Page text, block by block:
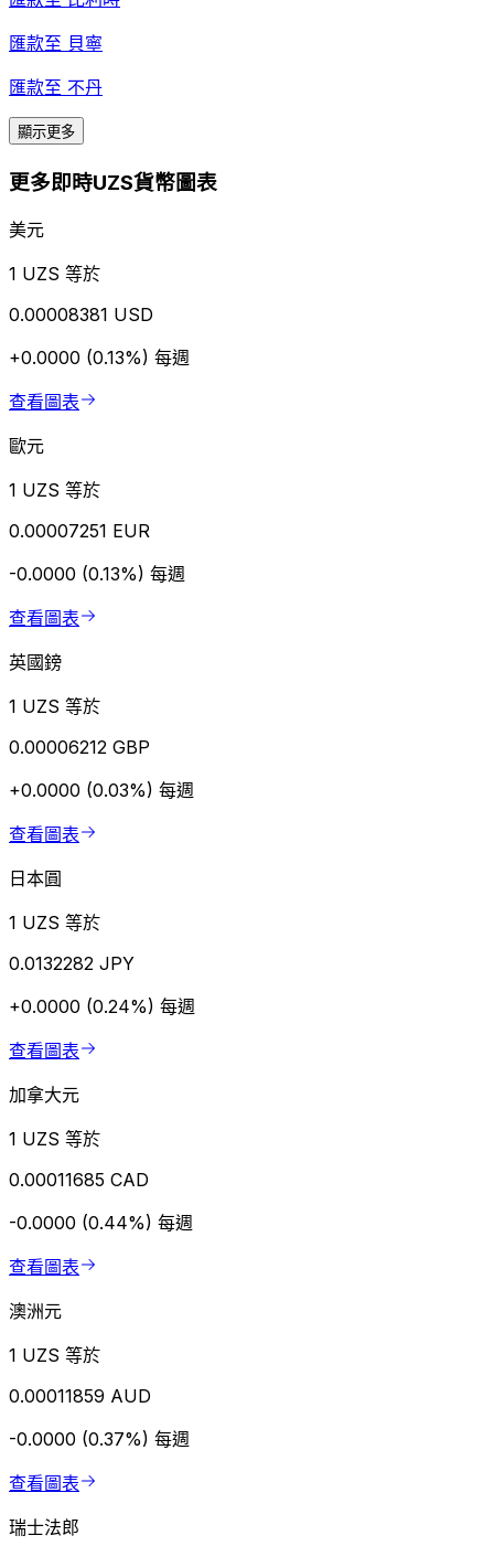
匯款至 貝寧
匯款至 不丹
顯示更多
更多即時UZS貨幣圖表
美元
1 UZS 等於
0.00008381 USD
+0.0000 (0.13%) 每週
查看圖表
歐元
1 UZS 等於
0.00007251 EUR
-0.0000 (0.13%) 每週
查看圖表
英國鎊
1 UZS 等於
0.00006212 GBP
+0.0000 (0.03%) 每週
查看圖表
日本圓
1 UZS 等於
0.0132282 JPY
+0.0000 (0.24%) 每週
查看圖表
加拿大元
1 UZS 等於
0.00011685 CAD
-0.0000 (0.44%) 每週
查看圖表
澳洲元
1 UZS 等於
0.00011859 AUD
-0.0000 (0.37%) 每週
查看圖表
瑞士法郎